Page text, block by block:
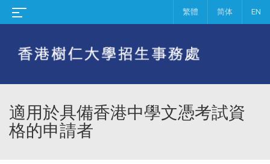
繁體 简体 EN
適用於具備香港中學文憑考試資
格的申請者